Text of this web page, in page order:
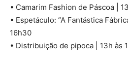
• Camarim Fashion de Páscoa |
• Espetáculo: “A Fantástica
16h30
• Distribuição de pipoca | 13h às